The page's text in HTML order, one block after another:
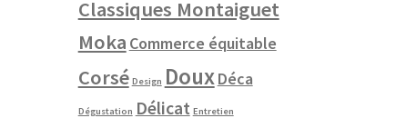
Classiques Montaiguet
Moka Commerce équitable
Corsé Design DouxDéca
Dégustation Délicat Entretien